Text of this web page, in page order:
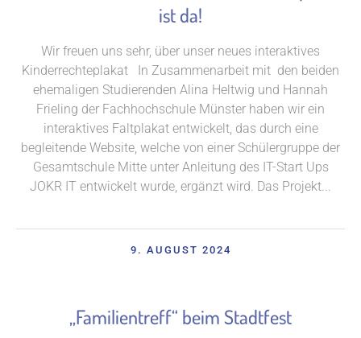
ist da!
Wir freuen uns sehr, über unser neues interaktives
Kinderrechteplakat In Zusammenarbeit mit den beiden
ehemaligen Studierenden Alina Heltwig und Hannah
Frieling der Fachhochschule Münster haben wir ein
interaktives Faltplakat entwickelt, das durch eine
begleitende Website, welche von einer Schülergruppe der
Gesamtschule Mitte unter Anleitung des IT-Start Ups
JOKR IT entwickelt wurde, ergänzt wird. Das Projekt...
9. AUGUST 2024
„Familientreff“ beim Stadtfest